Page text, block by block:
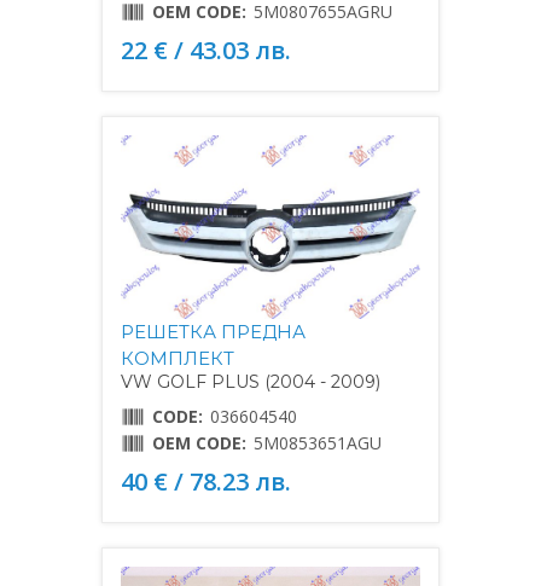
OEM CODE: 5M0807655AGRU
22 € / 43.03 лв.
РЕШЕТКА ПРЕДНА
КОМПЛЕКТ
VW GOLF PLUS (2004 - 2009)
CODE: 036604540
OEM CODE: 5M0853651AGU
40 € / 78.23 лв.